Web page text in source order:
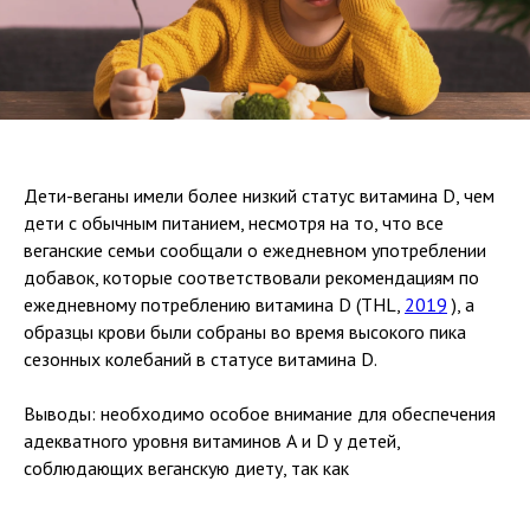
Дети-веганы имели более низкий статус витамина D, чем
дети с обычным питанием, несмотря на то, что все
веганские семьи сообщали о ежедневном употреблении
добавок, которые соответствовали рекомендациям по
ежедневному потреблению витамина D (THL, 2019 ), а
образцы крови были собраны во время высокого пика
сезонных колебаний в статусе витамина D.
Выводы: необходимо особое внимание для обеспечения
адекватного уровня витаминов А и D у детей,
соблюдающих веганскую диету, так как